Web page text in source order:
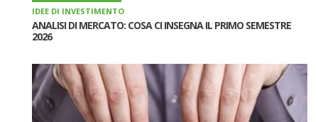
IDEE DI INVESTIMENTO
ANALISI DI MERCATO: COSA CI INSEGNA IL PRIMO SEMESTRE
2026